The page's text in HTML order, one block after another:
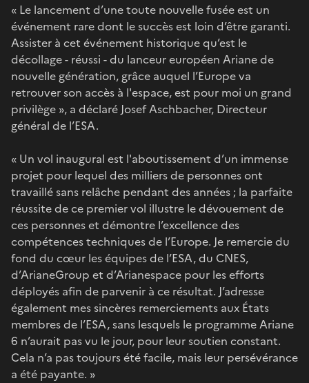
« Le lancement d’une toute nouvelle fusée est un
événement rare dont le succès est loin d’être garanti.
Assister à cet événement historique qu’est le
décollage - réussi - du lanceur européen Ariane de
nouvelle génération, grâce auquel l’Europe va
retrouver son accès à l'espace, est pour moi un grand
privilège », a déclaré Josef Aschbacher, Directeur
général de l’ESA.
« Un vol inaugural est l'aboutissement d’un immense
projet pour lequel des milliers de personnes ont
travaillé sans relâche pendant des années ; la parfaite
réussite de ce premier vol illustre le dévouement de
ces personnes et démontre l’excellence des
compétences techniques de l’Europe. Je remercie du
fond du cœur les équipes de l’ESA, du CNES,
d’ArianeGroup et d’Arianespace pour les efforts
déployés afin de parvenir à ce résultat. J’adresse
également mes sincères remerciements aux États
membres de l’ESA, sans lesquels le programme Ariane
6 n’aurait pas vu le jour, pour leur soutien constant.
Cela n’a pas toujours été facile, mais leur persévérance
a été payante. »